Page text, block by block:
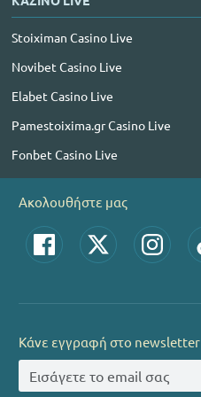
Stoiximan Casino Live
Novibet Casino Live
Elabet Casino Live
Pamestoixima.gr Casino Live
Fonbet Casino Live
Ακολουθήστε μας
Κάνε εγγραφή στο newsletter